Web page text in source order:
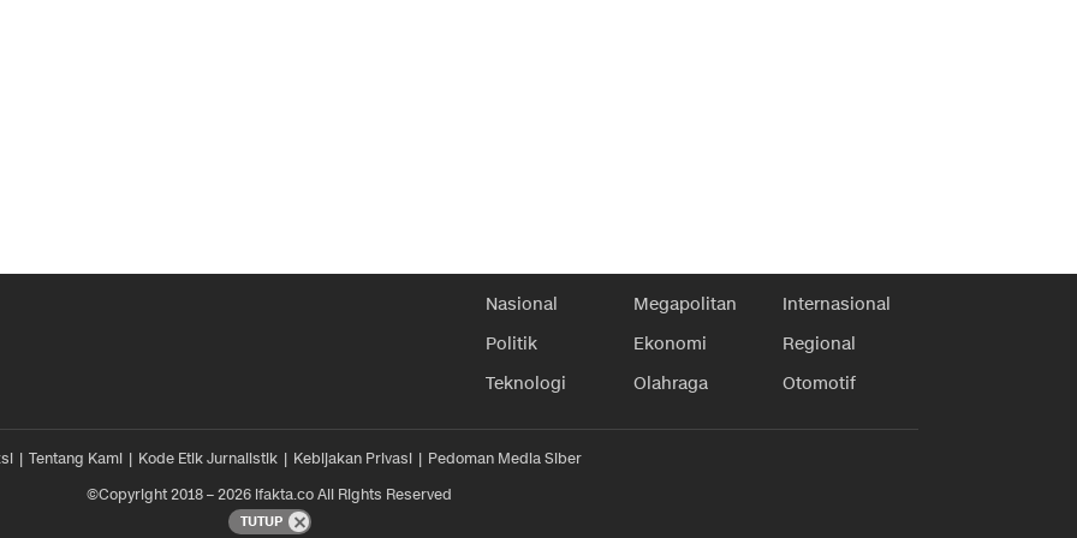
Nasional Megapolitan
Internasional
Politik
Ekonomi
Regional
Teknologi
Olahraga Otomotif
Tentang Kami Kode Etik Jurnalistik Kebijakan Privasi
Pedoman Media Siber
©Copyright 2018 – 2026 ifakta.co All Rights Reserved
TUTUP